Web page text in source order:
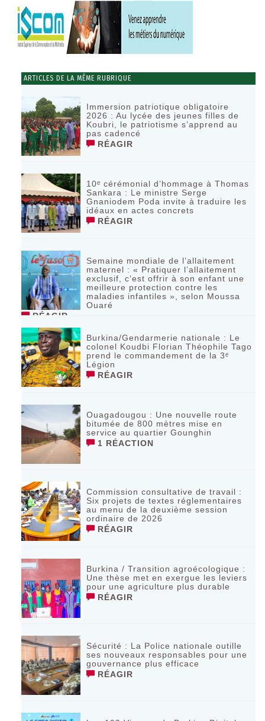
ARTICLES DE LA MÊME RUBRIQUE
Immersion patriotique obligatoire
2026 : Au lycée des jeunes filles de
Koubri, le patriotisme s’apprend au
pas cadencé
RÉAGIR
10ᵉ cérémonial d’hommage à Thomas
Sankara : Le ministre Serge
Gnaniodem Poda invite à traduire les
idéaux en actes concrets
RÉAGIR
Semaine mondiale de l’allaitement
maternel : « Pratiquer l’allaitement
exclusif, c’est offrir à son enfant une
meilleure protection contre les
maladies infantiles », selon Moussa
Ouaré
RÉAGIR
Burkina/Gendarmerie nationale : Le
colonel Koudbi Florian Théophile Tago
prend le commandement de la 3ᵉ
Légion
RÉAGIR
Ouagadougou : Une nouvelle route
bitumée de 800 mètres mise en
service au quartier Gounghin
1 RÉACTION
Commission consultative de travail :
Six projets de textes réglementaires
au menu de la deuxième session
ordinaire de 2026
RÉAGIR
Burkina / Transition agroécologique :
Une thèse met en exergue les leviers
pour une agriculture plus durable
RÉAGIR
Sécurité : La Police nationale outille
ses nouveaux responsables pour une
gouvernance plus efficace
RÉAGIR